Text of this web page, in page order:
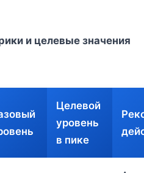
и целевые значения
Целевой
уровень
в пике